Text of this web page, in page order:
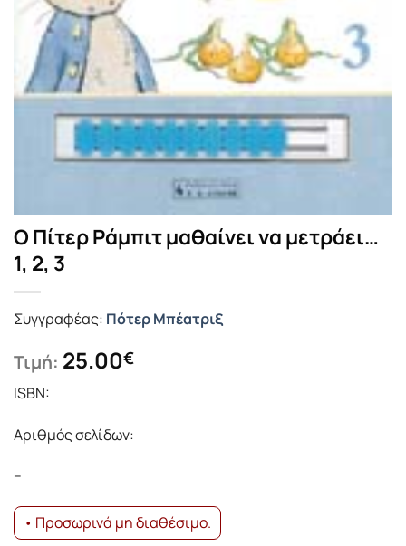
Ο Πίτερ Ράμπιτ μαθαίνει να μετράει…
1, 2, 3
Συγγραφέας: Πότερ Μπέατριξ
Τιμή: 25.00€
ISBN:
Αριθμός σελίδων:
–
• Προσωρινά μη διαθέσιμο.